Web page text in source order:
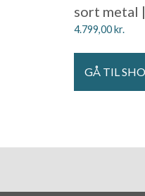
sort metal
4.799,00kr.
GÅ TIL